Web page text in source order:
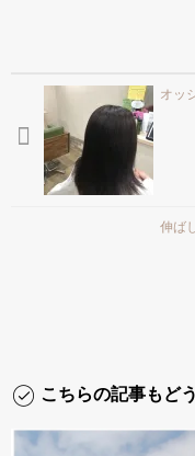
オッ
伸ば
こちらの記事もど